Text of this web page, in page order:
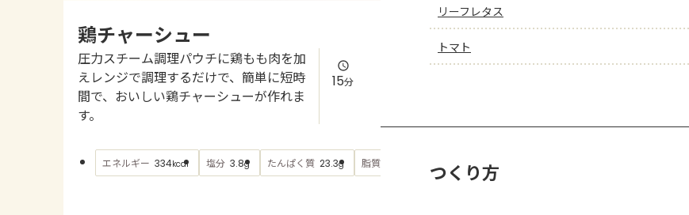
鶏チャーシュー
圧力スチーム調理パウチに鶏もも肉を加
えレンジで調理するだけで、簡単に短時
間で、おいしい鶏チャーシューが作れま
す。
15分
エネルギー 334kcal 塩分 3.8g たんぱく質 23.3g 脂質 もっと見る
リーフレタス
トマト
つくり方